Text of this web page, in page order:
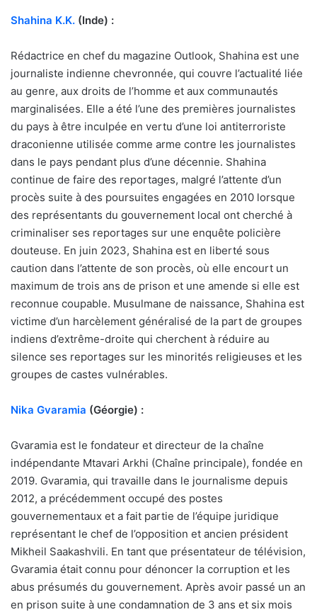
Shahina K.K. (Inde) :
Rédactrice en chef du magazine Outlook, Shahina est une
journaliste indienne chevronnée, qui couvre l’actualité liée
au genre, aux droits de l’homme et aux communautés
marginalisées. Elle a été l’une des premières journalistes
du pays à être inculpée en vertu d’une loi antiterroriste
draconienne utilisée comme arme contre les journalistes
dans le pays pendant plus d’une décennie. Shahina
continue de faire des reportages, malgré l’attente d’un
procès suite à des poursuites engagées en 2010 lorsque
des représentants du gouvernement local ont cherché à
criminaliser ses reportages sur une enquête policière
douteuse. En juin 2023, Shahina est en liberté sous
caution dans l’attente de son procès, où elle encourt un
maximum de trois ans de prison et une amende si elle est
reconnue coupable. Musulmane de naissance, Shahina est
victime d’un harcèlement généralisé de la part de groupes
indiens d’extrême-droite qui cherchent à réduire au
silence ses reportages sur les minorités religieuses et les
groupes de castes vulnérables.
Nika Gvaramia (Géorgie) :
Gvaramia est le fondateur et directeur de la chaîne
indépendante Mtavari Arkhi (Chaîne principale), fondée en
2019. Gvaramia, qui travaille dans le journalisme depuis
2012, a précédemment occupé des postes
gouvernementaux et a fait partie de l’équipe juridique
représentant le chef de l’opposition et ancien président
Mikheil Saakashvili. En tant que présentateur de télévision,
Gvaramia était connu pour dénoncer la corruption et les
abus présumés du gouvernement. Après avoir passé un an
en prison suite à une condamnation de 3 ans et six mois